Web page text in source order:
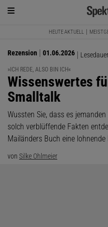
HEUTE AKTUELL
Rezension 01.06.2026
»ICH REDE, ALSO BIN ICH«
:
Wissenswertes
Smalltalk
Wussten Sie, dass es
solch verblüffende Fakten
Mailänders Buch eine lohnende
von Silke Ohlmeier